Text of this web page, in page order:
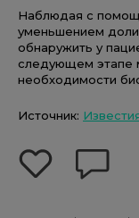
Наблюдая с
уменьшением
обнаружить у
следующем этапе
необходимости
Источник:
добавить
себе